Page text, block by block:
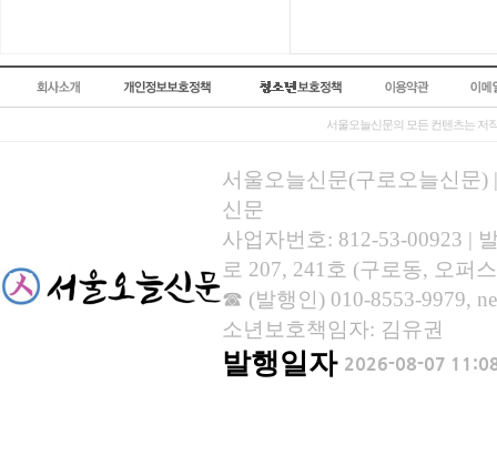
서울오늘신문의 모든 컨텐츠는 저
서울오늘신문(구로오늘신문)
신문
사업자번호: 812-53-00923 |
로 207, 241호 (구로동, 오퍼
☎ (발행인) 010-8553-9979,
소년보호책임자: 김유권
발행일자